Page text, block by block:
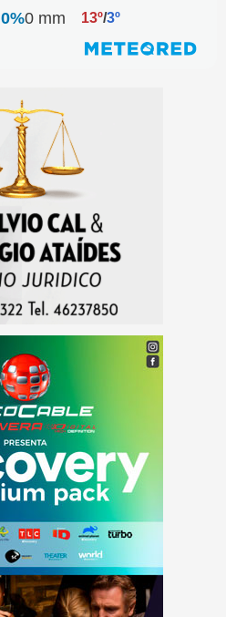
0%0 mm 13º/3º